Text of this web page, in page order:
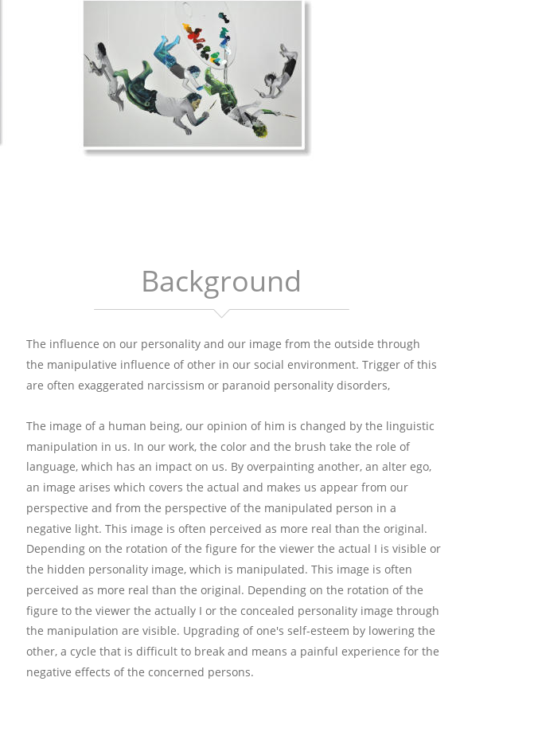
Background
The influence on our personality and our image from the outside through
the manipulative influence of other in our social environment. Trigger of this
are often exaggerated narcissism or paranoid personality disorders,
The image of a human being, our opinion of him is changed by the linguistic
manipulation in us. In our work, the color and the brush take the role of
language, which has an impact on us. By overpainting another, an alter ego,
an image arises which covers the actual and makes us appear from our
perspective and from the perspective of the manipulated person in a
negative light. This image is often perceived as more real than the original.
Depending on the rotation of the figure for the viewer the actual I is visible or
the hidden personality image, which is manipulated. This image is often
perceived as more real than the original. Depending on the rotation of the
figure to the viewer the actually I or the concealed personality image through
the manipulation are visible. Upgrading of one's self-esteem by lowering the
other, a cycle that is difficult to break and means a painful experience for the
negative effects of the concerned persons.